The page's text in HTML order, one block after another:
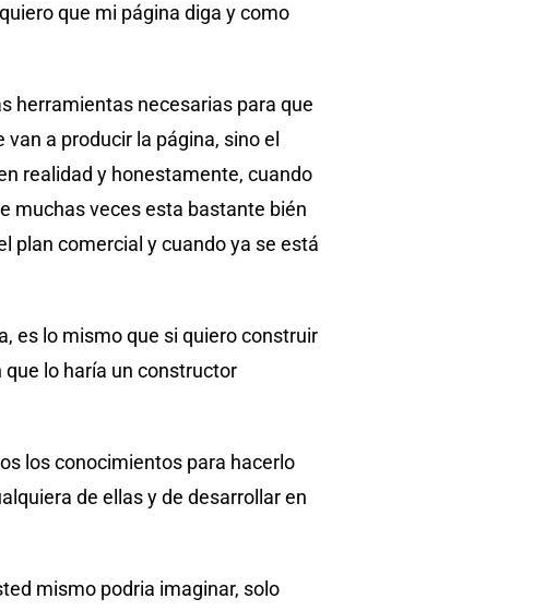
que mi página diga y como
herramientas necesarias para que
a producir la página, sino el
realidad y honestamente, cuando
muchas veces esta bastante bién
plan comercial y cuando ya se está
es lo mismo que si quiero construir
que lo haría un constructor
los conocimientos para hacerlo
de ellas y de desarrollar en
mismo podria imaginar, solo